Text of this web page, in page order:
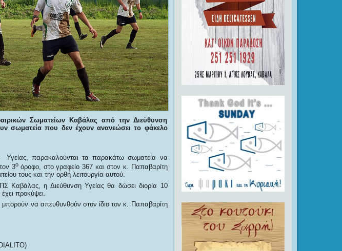
Σωματείων Καβάλας από την Διεύθυνση
σωματεία που δεν έχουν ανανεώσει το φάκελο
Υγείας, παρακαλούνται τα παρακάτω σωματεία να
3οόροφο, στο γραφείο 367 και στον κ. Παπαβαρίτη
τους και την ορθή λειτουργία αυτού.
Καβάλας, η Διεύθυνση Υγείας θα δώσει διορία 10
προκύψει.
μπορούν να απευθυνθούν στον ίδιο τον κ. Παπαβαρίτη